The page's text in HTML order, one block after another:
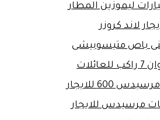
ليموزين المطار
لاند كروزر
باص متيسوبيشى
600 للايجار
مرسيدس للايجار